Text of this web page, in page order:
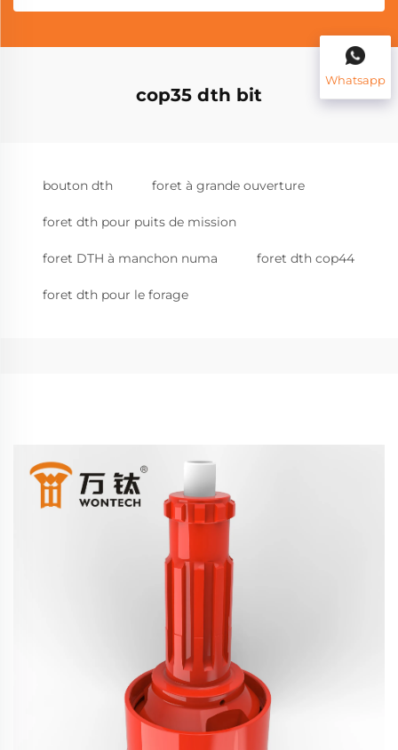
cop35 dth bit
bouton dth foret à grande ouverture
foret dth pour puits de mission
foret DTH à manchon numa foret dth cop44
foret dth pour le forage
Whatsapp